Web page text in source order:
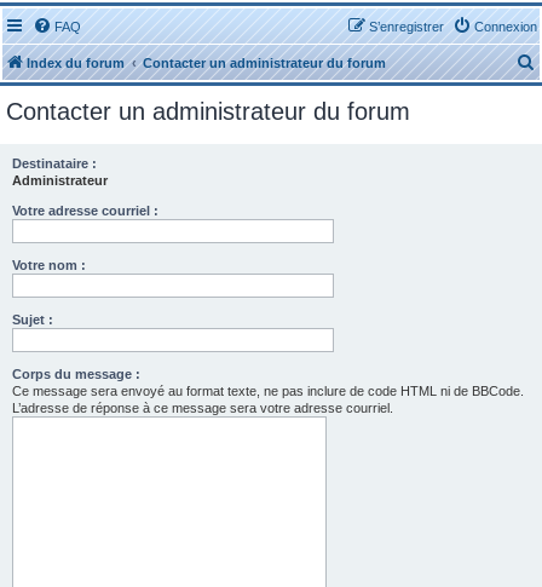
FAQ Connexion
S’enregistrer
Index du forum Contacter un administrateur du forum
e
Contacter un administrateur du forum
Destinataire :
Administrateur
Votre adresse courriel :
Votre nom :
Sujet :
Corps du message :
Ce message sera envoyé au format texte, ne pas inclure de code HTML ni de BBCode.
L’adresse de réponse à ce message sera votre adresse courriel.